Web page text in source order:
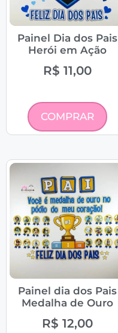
Painel Dia dos Pais
Herói em Ação
R$ 11,00
COMPRAR
Painel dia dos Pais
Medalha de Ouro
R$ 12,00